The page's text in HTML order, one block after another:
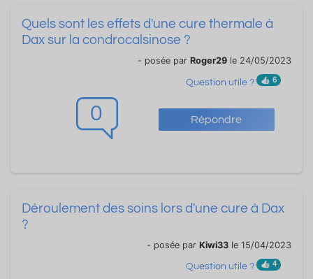
0 Répondre
Quels sont les effets d'une cure thermale à
Dax sur la condrocalsinose ?
- posée par Roger29 le 24/05/2023
Question utile ? 6
Déroulement des soins lors d'une cure à Dax
?
- posée par Kiwi33 le 15/04/2023
Question utile ? 4